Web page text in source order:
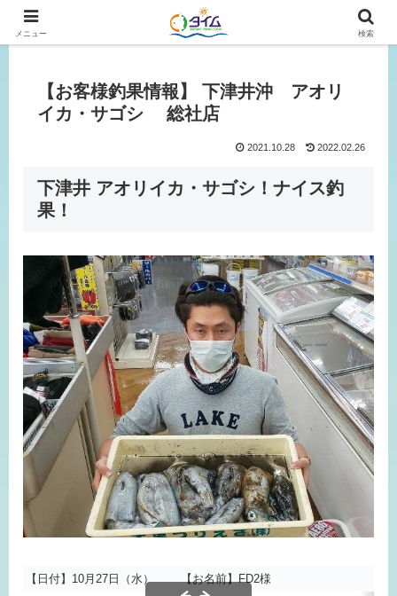
広島、岡山の釣り情報はタイムにおまかせ！
【お客様釣果情報】 下津井沖 アオリ
イカ・サゴシ 総社店
2021.10.28 2022.02.26
下津井 アオリイカ・サゴシ！ナイス釣
果！
【日付】10月27日（水）
【お名前】FD2様
メニュー 検索